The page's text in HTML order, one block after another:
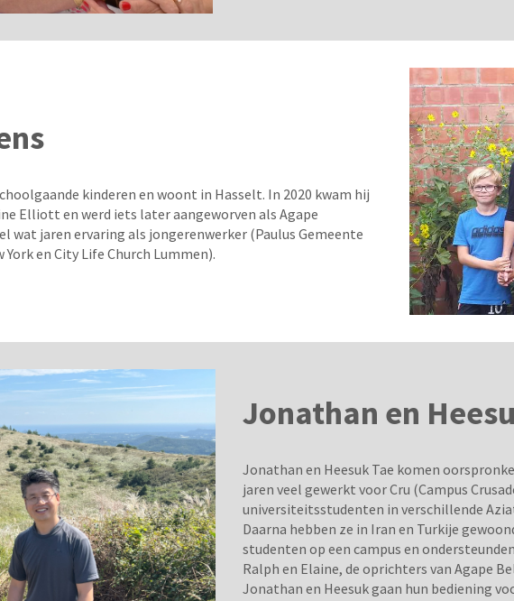
kinderen en woont in Hasselt. In 2020 kwam hij
Elliott en werd iets later aangeworven als Agape
wat jaren ervaring als jongerenwerker (Paulus Gemeente
en City Life Church Lummen).
Jonathan en
Jonathan en Heesuk Tae komen
jaren veel gewerkt voor Cru (Campus
universiteitsstudenten in verschillende
Daarna hebben ze in Iran en Turkije
studenten op een campus en
Ralph en Elaine, de oprichters van Agape
Jonathan en Heesuk gaan hun bediening